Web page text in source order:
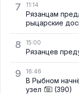
7 11:14
Рязанцам
рыцарские
8 15:00
Рязанцев
9 16:46
В Рыбном
узел
(390)